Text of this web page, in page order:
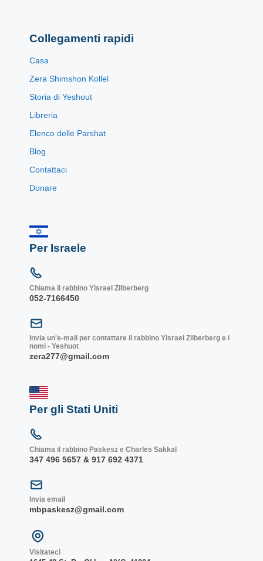
Collegamenti rapidi
Casa
Zera Shimshon Kollel
Storia di Yeshout
Libreria
Elenco delle Parshat
Blog
Contattaci
Donare
Per Israele
Chiama il rabbino Yisrael Zilberberg
052-7166450
Invia un'e-mail per contattare il rabbino Yisrael Zilberberg e i
nomi - Yeshuot
zera277@gmail.com
Per gli Stati Uniti
Chiama il rabbino Paskesz e Charles Sakkal
347 496 5657 & 917 692 4371
Invia email
mbpaskesz@gmail.com
Visitateci